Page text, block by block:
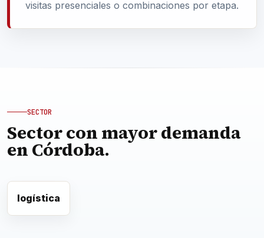
visitas presenciales o combinaciones por etapa.
SECTOR
Sector con mayor demanda
en Córdoba.
logística